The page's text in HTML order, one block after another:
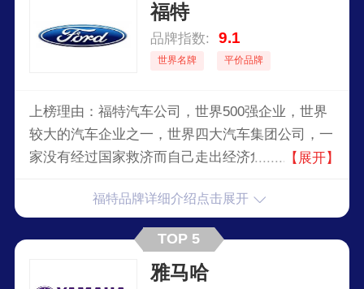
国法西斯生产武器和军火，1944年9月被法国政府
接管，路易斯·雷诺被惩处。1945年被收归国有，
由政府委派董事长，组成管理机构，并改用现名。
福特
品牌指数: 9.1
世界名牌 平价品牌
上榜理由：福特汽车公司，世界500强企业，世界
较大的汽车企业之一，世界四大汽车集团公司，一
家没有经过国家救济而自己走出经济危机的汽车集
车金融公司。
【展开】
福特品牌详细介绍点击展开
TOP 5
雅马哈